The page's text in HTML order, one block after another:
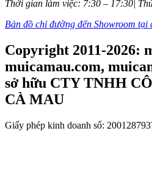
Thời gian làm việc: 7:30 – 17:30|
Bản đồ chỉ đường đến Showroom tại
Copyright 2011-2026:
muicamau.com,
sở hữu CTY TNHH
CÀ MAU
Giấy phép kinh doanh số: